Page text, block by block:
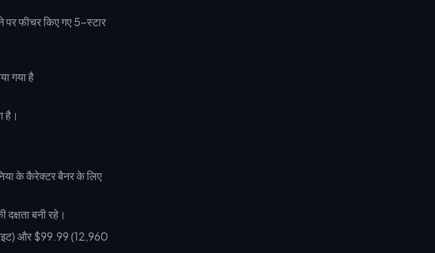
फीचर किए गए 5-स्टार
है।
के कैरेक्टर बैनर के लिए
बनी रहे।
और $99.99 (12,960